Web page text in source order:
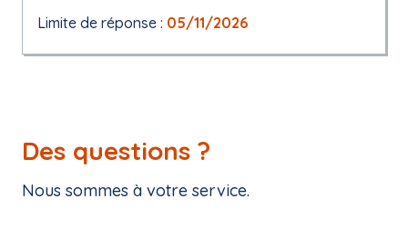
Limite de réponse : 05/11/2026
Des questions ?
Nous sommes à votre service.